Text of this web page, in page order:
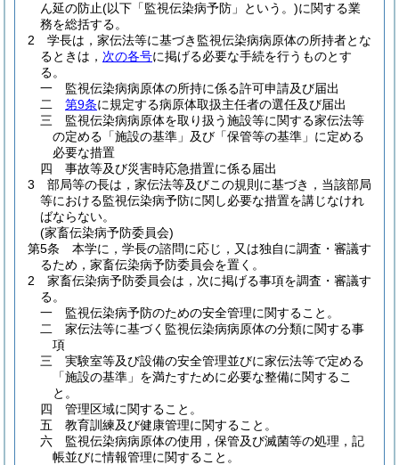
ん延の防止(以下「監視伝染病予防」という。)に関する業
務を総括する。
2
学長は，家伝法等に基づき監視伝染病病原体の所持者とな
るときは， 次の各号に掲げる必要な手続を行うものとす
る。
一
監視伝染病病原体の所持に係る許可申請及び届出
二
第9条に規定する病原体取扱主任者の選任及び届出
三
監視伝染病病原体を取り扱う施設等に関する家伝法等
の定める「施設の基準」及び「保管等の基準」に定める
必要な措置
四
事故等及び災害時応急措置に係る届出
3
部局等の長は，家伝法等及びこの規則に基づき，当該部局
等における監視伝染病予防に関し必要な措置を講じなけれ
ばならない。
(家畜伝染病予防委員会)
第5条
本学に，学長の諮問に応じ，又は独自に調査・審議す
るため，家畜伝染病予防委員会を置く。
2
家畜伝染病予防委員会は，次に掲げる事項を調査・審議す
る。
一
監視伝染病予防のための安全管理に関すること。
二
家伝法等に基づく監視伝染病病原体の分類に関する事
項
三
実験室等及び設備の安全管理並びに家伝法等で定める
「施設の基準」を満たすために必要な整備に関するこ
と。
四
管理区域に関すること。
五
教育訓練及び健康管理に関すること。
六
監視伝染病病原体の使用，保管及び滅菌等の処理，記
帳並びに情報管理に関すること。